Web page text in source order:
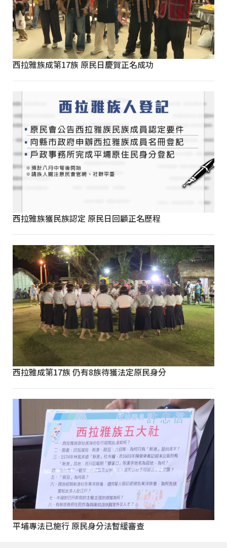
西拉雅族成第17族 原民日慶賀正名成功
西拉雅族獲民族認定 原民日回顧正名歷程
西拉雅成第17族 仍有8族待獲法定原民身分
平埔專法已施行 原民身分法暫緩審查